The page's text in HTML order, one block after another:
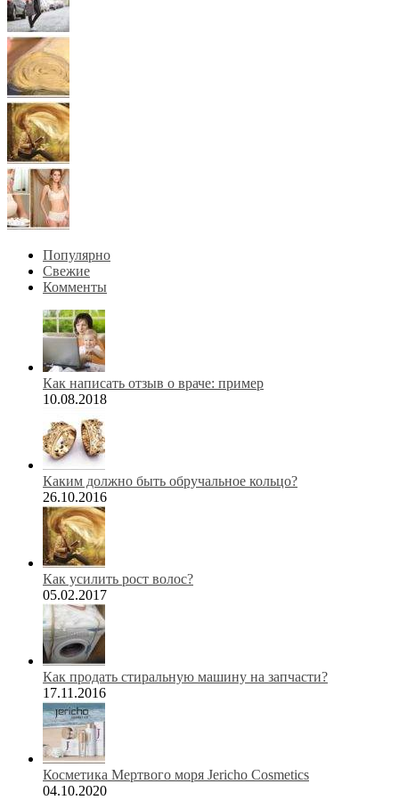
Популярно
Свежие
Комменты
Как написать отзыв о враче: пример
10.08.2018
Каким должно быть обручальное кольцо?
26.10.2016
Как усилить рост волос?
05.02.2017
Как продать стиральную машину на запчасти?
17.11.2016
Косметика Мертвого моря Jericho Cosmetics
04.10.2020